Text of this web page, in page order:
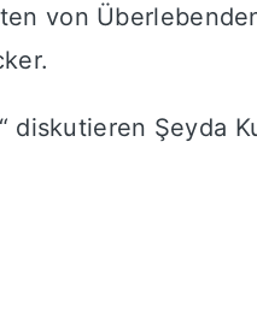
von
.
diskutieren Şeyda